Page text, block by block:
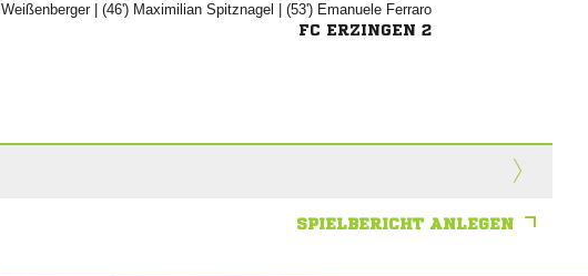
| (46')   | (53')  
FC ERZINGEN 2
SPIELBERICHT ANLEGEN